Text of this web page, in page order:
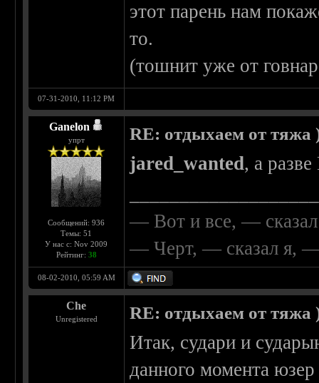
этот парень нам
то.
(тошнит уже от
07-31-2010, 11:12 PM
Ganelon
упрт
Сообщений: 936
Темы: 51
У нас с: Nov 2009
Рейтинг: 38
RE: отдыхаем от тяжа
jared_wanted, а
— Вот и все, —
— Черт, — сказал я, —
08-02-2010, 05:59 AM
Che
Unregistered RE: отдыхаем от тяжа
Итак, судари и
данного момента